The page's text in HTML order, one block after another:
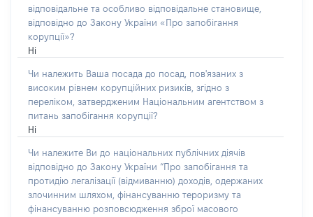
відповідальне та особливо відповідальне становище,
відповідно до Закону України «Про запобігання
корупції»?
Ні
Чи належить Ваша посада до посад, пов'язаних з
високим рівнем корупційних ризиків, згідно з
переліком, затвердженим Національним агентством з
питань запобігання корупції?
Ні
Чи належите Ви до національних публічних діячів
відповідно до Закону України “Про запобігання та
протидію легалізації (відмиванню) доходів, одержаних
злочинним шляхом, фінансуванню тероризму та
фінансуванню розповсюдження зброї масового